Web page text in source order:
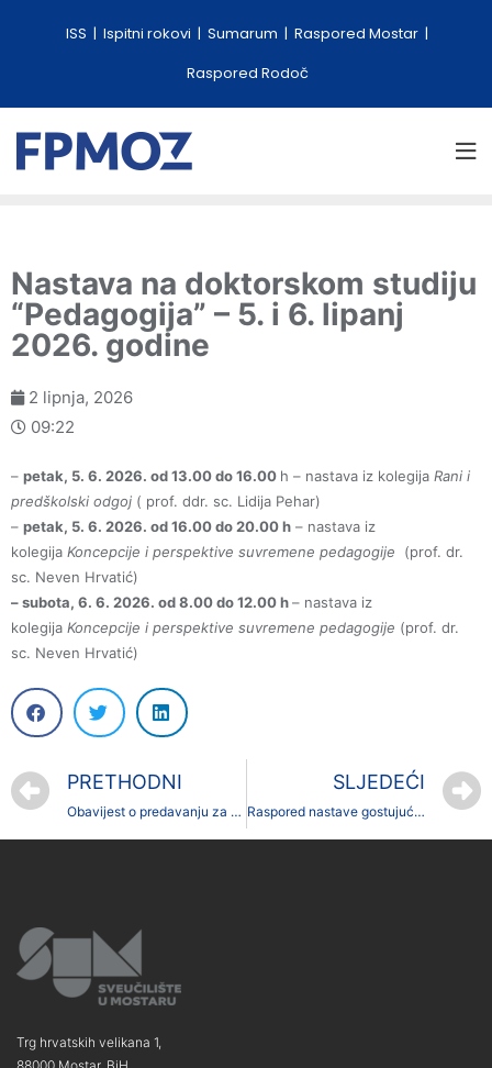
ISS Ispitni rokovi Sumarum
Raspored Mostar
Raspored Rodoč
Nastava na doktorskom studiju
“Pedagogija” – 5. i 6. lipanj
2026. godine
2 lipnja, 2026
09:22
– petak, 5. 6. 2026. od 13.00 do 16.00 h – nastava iz kolegija Rani i
predškolski odgoj ( prof. ddr. sc. Lidija Pehar)
– petak, 5. 6. 2026. od 16.00 do 20.00 h – nastava iz
kolegija Koncepcije i perspektive suvremene pedagogije (prof. dr.
sc. Neven Hrvatić)
– subota, 6. 6. 2026. od 8.00 do 12.00 h– nastava iz
kolegija Koncepcije i perspektive suvremene pedagogije (prof. dr.
sc. Neven Hrvatić)
PRETHODNI
Obavijest o predavanju za studente prve godine preddiplomskog studija Geografija smjer Turizam i zaštita okoliša
SLJEDEĆI
Raspored nastave gostujućih profesora
Trg hrvatskih velikana 1,
88000 Mostar, BiH